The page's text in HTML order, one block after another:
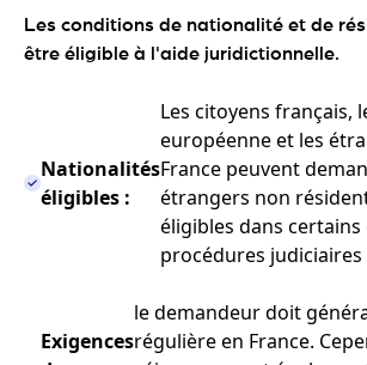
Les conditions de nationalité et de
être éligible à l'aide juridictionnelle.
Nationalités
éligibles :
Les citoyens français,
européenne et les
France peuvent
étrangers non
éligibles dans certains
procédures judiciaires
Exigences
le demandeur doit
régulière en France.